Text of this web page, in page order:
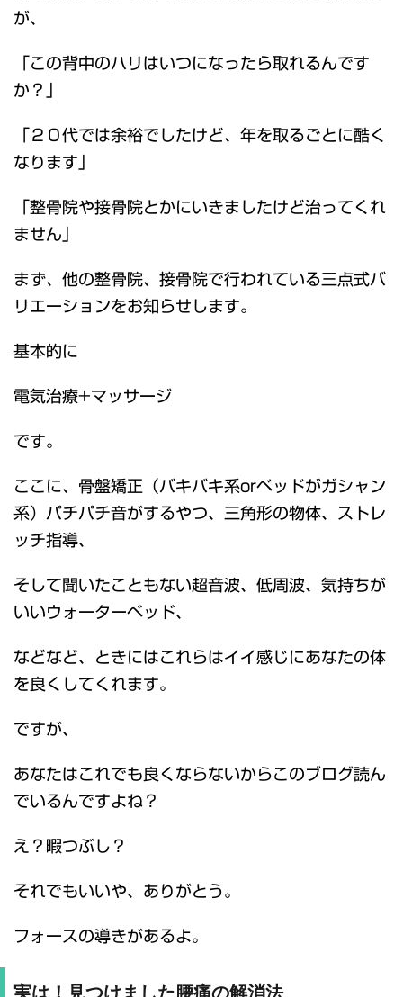
が、
「この背中のハリはいつになったら取れるんです
か？」
「２０代では余裕でしたけど、年を取るごとに酷く
なります」
「整骨院や接骨院とかにいきましたけど治ってくれ
ません」
まず、他の整骨院、接骨院で行われている三点式バ
リエーションをお知らせします。
基本的に
電気治療+マッサージ
です。
ここに、骨盤矯正（バキバキ系orベッドがガシャン
系）パチパチ音がするやつ、三角形の物体、ストレ
ッチ指導、
そして聞いたこともない超音波、低周波、気持ちが
いいウォーターベッド、
などなど、ときにはこれらはイイ感じにあなたの体
を良くしてくれます。
ですが、
あなたはこれでも良くならないからこのブログ読ん
でいるんですよね？
え？暇つぶし？
それでもいいや、ありがとう。
フォースの導きがあるよ。
実は！見つけました腰痛の解消法